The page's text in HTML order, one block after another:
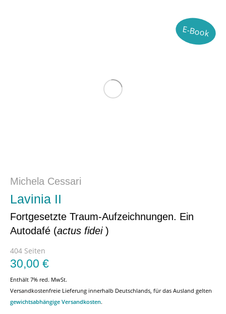
E-Book
Michela Cessari
Lavinia II
Fortgesetzte Traum-Aufzeichnungen. Ein
Autodafé (actus fidei)
404 Seiten
30,00 €
Enthält 7% red. MwSt.
Versandkostenfreie Lieferung innerhalb Deutschlands, für das Ausland gelten
gewichtsabhängige Versandkosten.